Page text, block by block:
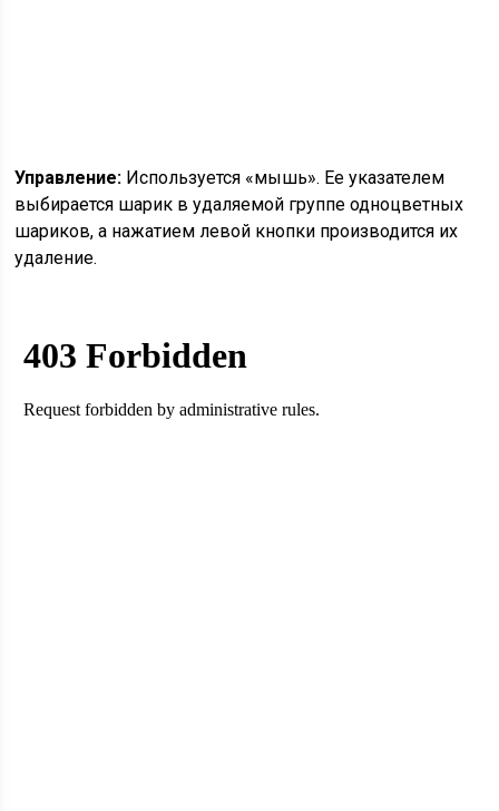
Управление: Используется «мышь». Ее указателем
выбирается шарик в удаляемой группе одноцветных
шариков, а нажатием левой кнопки производится их
удаление.